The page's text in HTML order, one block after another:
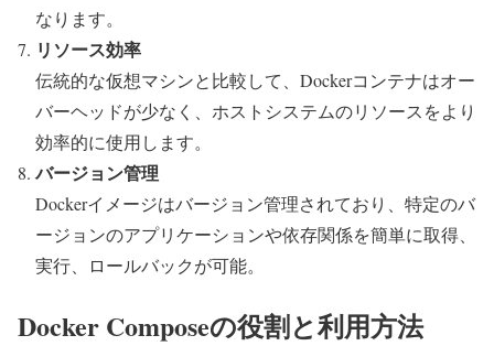
なります。
リソース効率
伝統的な仮想マシンと比較して、Dockerコンテナはオー
バーヘッドが少なく、ホストシステムのリソースをより
効率的に使用します。
バージョン管理
Dockerイメージはバージョン管理されており、特定のバ
ージョンのアプリケーションや依存関係を簡単に取得、
実行、ロールバックが可能。
Docker Composeの役割と利用方法